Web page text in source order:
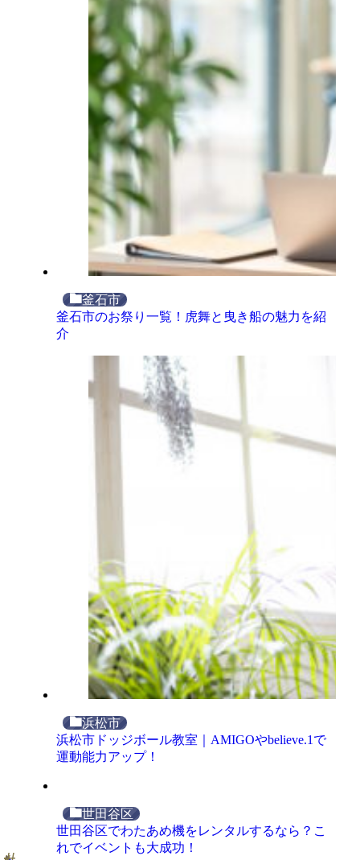
釜石市
釜石市のお祭り一覧！虎舞と曳き船の魅力を紹
介
浜松市
浜松市ドッジボール教室｜AMIGOやbelieve.1で
運動能力アップ！
世田谷区
世田谷区でわたあめ機をレンタルするなら？こ
れでイベントも大成功！